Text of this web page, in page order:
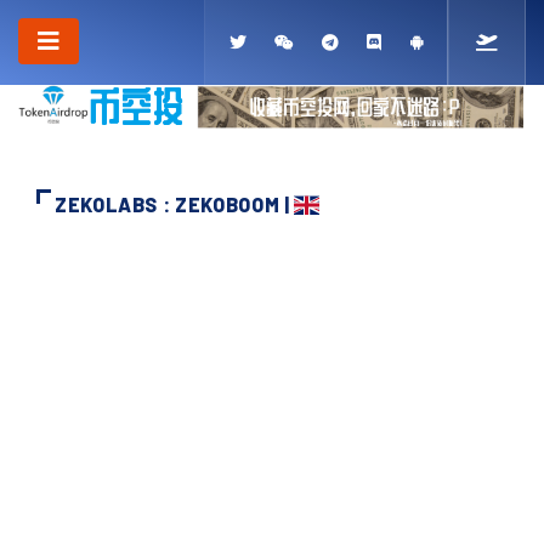
ZEKOLABS : ZEKOBOOM |